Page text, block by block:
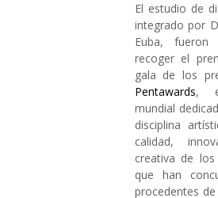
El estudio de
integrado por
Euba,
recoger el
gala de los
Pentawards,
mundial
disciplina
calidad,
creativa de
que han
procedentes